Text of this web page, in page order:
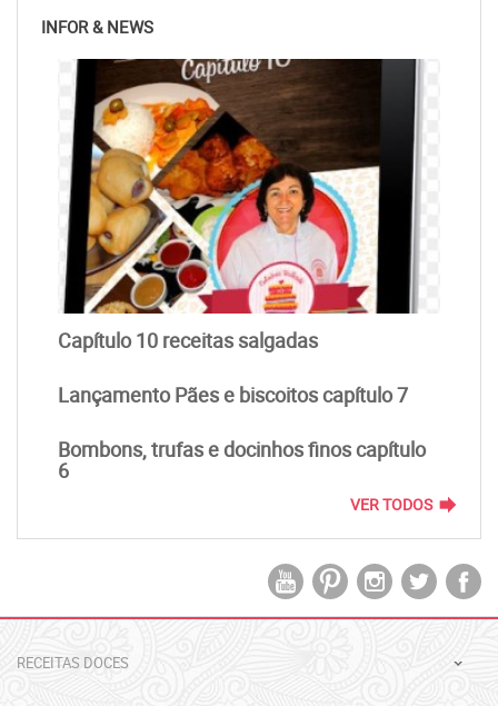
INFOR & NEWS
Capítulo 10 receitas salgadas
Lançamento Pães e biscoitos capítulo 7
Bombons, trufas e docinhos finos capítulo
6
VER TODOS forward
RECEITAS DOCES